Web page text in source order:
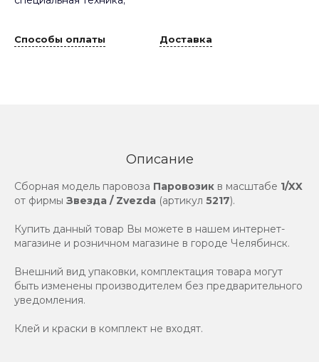
Способы оплаты Доставка
Описание
Сборная модель паровоза Паровозик в масштабе 1/XX
от фирмы Звезда / Zvezda (артикул 5217).
Купить данный товар Вы можете в нашем интернет-
магазине и розничном магазине в городе Челябинск.
Внешний вид упаковки, комплектация товара могут
быть изменены производителем без предварительного
уведомления.
Клей и краски в комплект не входят.